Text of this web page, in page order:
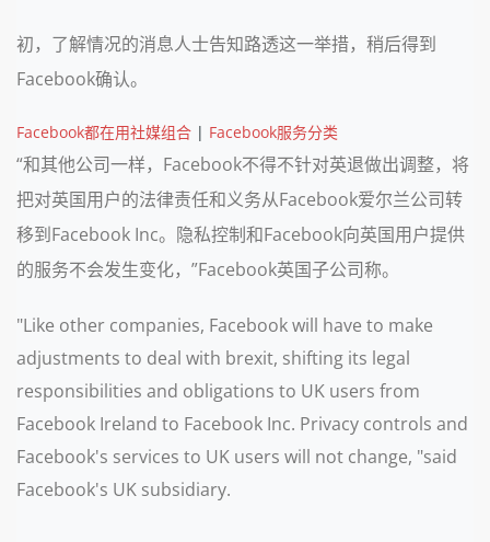
初，了解情况的消息人士告知路透这一举措，稍后得到
Facebook确认。
Facebook都在用社媒组合 | Facebook服务分类
“和其他公司一样，Facebook不得不针对英退做出调整，将
把对英国用户的法律责任和义务从Facebook爱尔兰公司转
移到Facebook Inc。隐私控制和Facebook向英国用户提供
的服务不会发生变化，”Facebook英国子公司称。
"Like other companies, Facebook will have to make
adjustments to deal with brexit, shifting its legal
responsibilities and obligations to UK users from
Facebook Ireland to Facebook Inc. Privacy controls and
Facebook's services to UK users will not change, "said
Facebook's UK subsidiary.